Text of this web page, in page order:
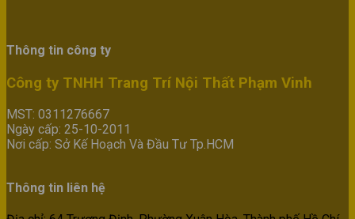
Thông tin công ty
Công ty TNHH Trang Trí Nội Thất Phạm Vinh
MST: 0311276667
Ngày cấp: 25-10-2011
Nơi cấp: Sở Kế Hoạch Và Đầu Tư Tp.HCM
Thông tin liên hệ